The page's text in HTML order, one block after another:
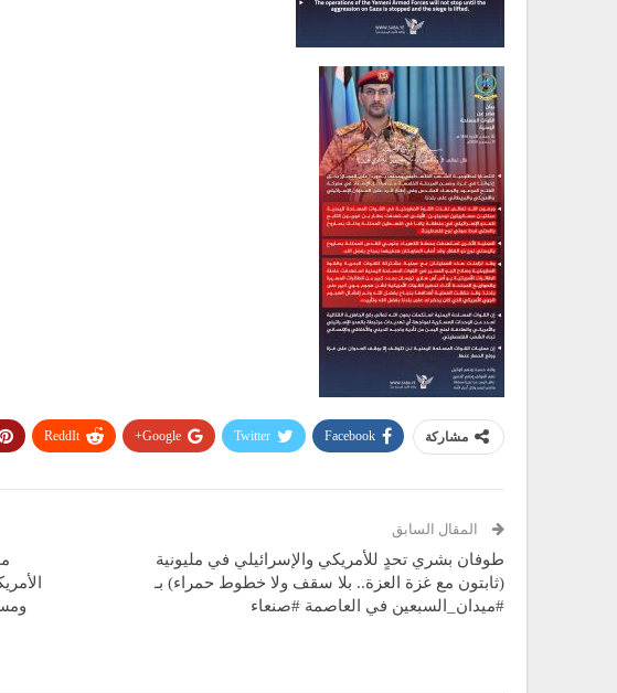
مشاركة Facebook
Twitter
Google+
ReddIt
المقال السابق
طوفان بشري تحدٍ للأمريكي والإسرائيلي في مليونية
(ثابتون مع غزة العزة.. بلا سقف ولا خطوط حمراء) بـ
#ميدان_السبعين في العاصمة #صنعاء